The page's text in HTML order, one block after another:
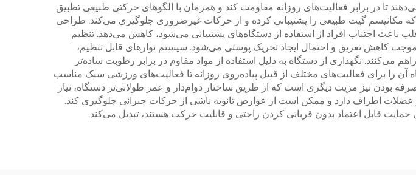
تا در برابر فعالیت‌های روزانه مقاومت کند و همزمان با الگوهای حرکتی طبیعی تطبیق
که مکانیسم گیت طبیعی را پشتیبانی کرده و از حرکات غیرضروری جلوگیری می‌کند. طراحی
باعث اجتناب افراد از استفاده از دستگاه‌های پشتیبانی می‌شود، کاهش می‌دهد. تنظیم
کاهش تعریق و احتمال ایجاد تحریک پوستی می‌شود. سیستم نوارهای قابل تنظیم،
نگهداری از دستگاه به دلیل استفاده از مواد مقاوم در برابر رطوبت ساده‌تر
آن را برای فعالیت‌های مختلف از قبیل پیاده‌روی روزانه تا فعالیت‌های ورزشی سبک مناسب
نیز مزیت دیگری است که از طریق ساختار دوام‌دار و عمر طولانی‌تر دستگاه، نیاز
اطراف دارد و ممکن است از عوارض ثانویه ناشی از حرکات جبرانی جلوگیری کند.